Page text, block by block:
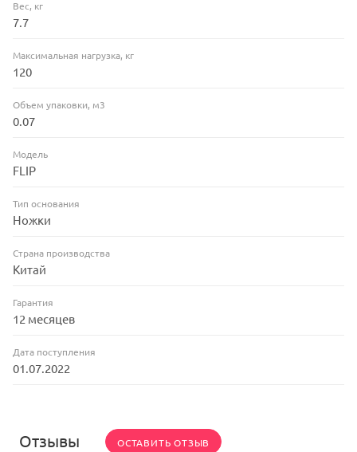
Вес, кг
7.7
Максимальная нагрузка, кг
120
Объем упаковки, м3
0.07
Модель
FLIP
Тип основания
Ножки
Страна производства
Китай
Гарантия
12 месяцев
Дата поступления
01.07.2022
Отзывы ОСТАВИТЬ ОТЗЫВ